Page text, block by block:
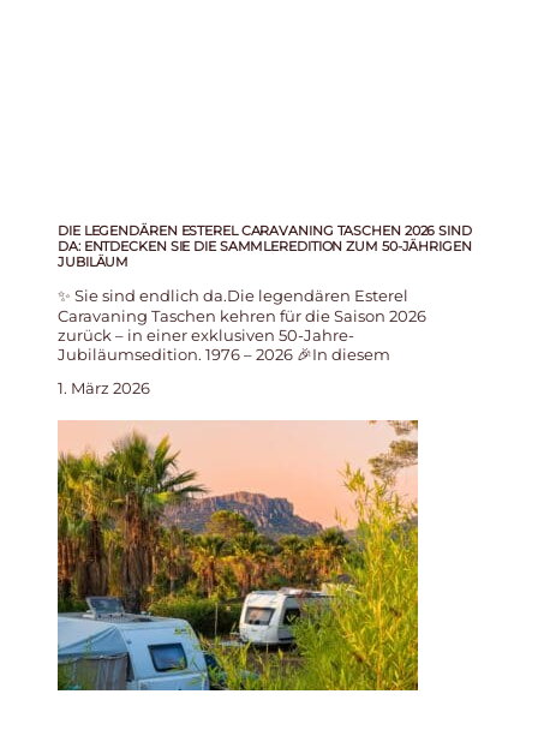
DIE LEGENDÄREN ESTEREL CARAVANING TASCHEN 2026 SIND
DA: ENTDECKEN SIE DIE SAMMLEREDITION ZUM 50-JÄHRIGEN
JUBILÄUM
✨ Sie sind endlich da.Die legendären Esterel
Caravaning Taschen kehren für die Saison 2026
zurück – in einer exklusiven 50-Jahre-
Jubiläumsedition. 1976 – 2026 🎉In diesem
1. März 2026